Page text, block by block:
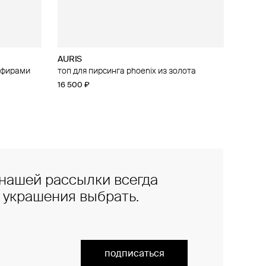
AURIS
топ для пирсинга phoenix из золота
16 500 ₽
из
рассылки всегда
украшения выбрать.
подписаться